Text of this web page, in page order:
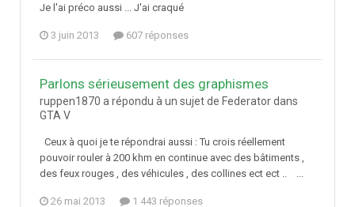
Je l'ai préco aussi ... J'ai craqué
3 juin 2013 607 réponses
Parlons sérieusement des graphismes
ruppen1870 a répondu à un sujet de Federator dans
GTA V
Ceux à quoi je te répondrai aussi : Tu crois réellement
pouvoir rouler à 200 khm en continue avec des bâtiments ,
des feux rouges , des véhicules , des collines ect ect .. ...
26 mai 2013 1 443 réponses